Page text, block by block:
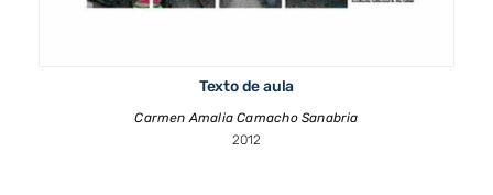
Texto de aula
Carmen Amalia Camacho Sanabria
2012